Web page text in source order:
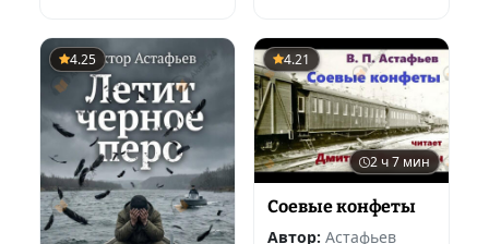
4.25 4.21
2 ч 7 мин
Соевые конфеты
Автор: Астафьев